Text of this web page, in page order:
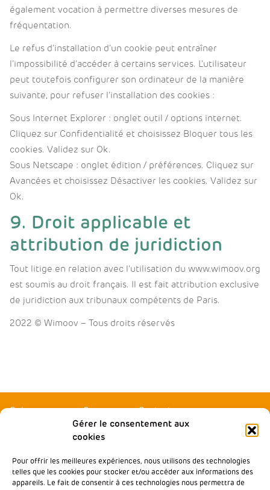
Gérer le consentement aux
cookies
Pour offrir les meilleures expériences, nous utilisons des technologies
telles que les cookies pour stocker et/ou accéder aux informations des
appareils. Le fait de consentir à ces technologies nous permettra de
également vocation à permettre diverses mesures de
fréquentation.
Le refus d’installation d’un cookie peut entraîner
l’impossibilité d’accéder à certains services. L’utilisateur
peut toutefois configurer son ordinateur de la manière
suivante, pour refuser l’installation des cookies :
Sous Internet Explorer : onglet outil / options internet.
Cliquez sur Confidentialité et choisissez Bloquer tous les
cookies. Validez sur Ok.
Sous Netscape : onglet édition / préférences. Cliquez sur
Avancées et choisissez Désactiver les cookies. Validez sur
Ok.
9. Droit applicable et
attribution de juridiction
Tout litige en relation avec l’utilisation du www.wimoov.org
est soumis au droit français. Il est fait attribution exclusive
de juridiction aux tribunaux compétents de Paris.
2022 © Wimoov – Tous droits réservés
Qui sommes-nous ?
Nos partenaires
Nos analyses & plaidoyers
Contactez-nous
Presse
Notre École de la Mobilité
Inclusive